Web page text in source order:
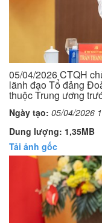
05/04/2026 CTQH
lãnh đạo Tổ đảng
thuộc Trung ương
Ngày tạo: 05/04/2026
Dung lượng: 1,35MB
Tải ảnh gốc